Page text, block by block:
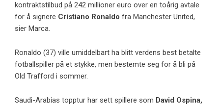
kontraktstilbud på 242 millioner euro over en toårig avtale
for å signere Cristiano Ronaldo fra Manchester United,
sier Marca.
Ronaldo (37) ville umiddelbart ha blitt verdens best betalte
fotballspiller på et stykke, men bestemte seg for å bli på
Old Trafford i sommer.
Saudi-Arabias topptur har sett spillere som David Ospina,